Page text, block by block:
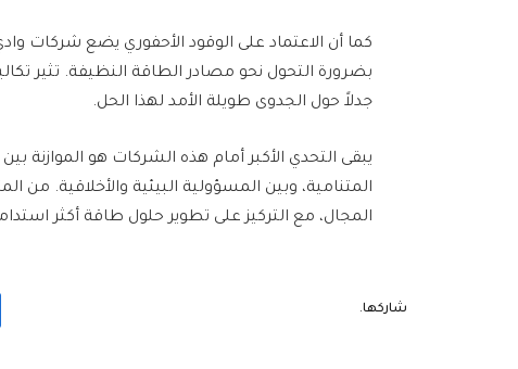
كما أن الاعتماد على الوقود الأحفوري يضع شركات
بضرورة التحول نحو مصادر الطاقة النظيفة. تثير
جدلاً حول الجدوى طويلة الأمد لهذا الحل.
يبقى التحدي الأكبر أمام هذه الشركات هو الموازنة
المتنامية، وبين المسؤولية البيئية والأخلاقية. من
المجال، مع التركيز على تطوير حلول طاقة أكثر
شاركها.